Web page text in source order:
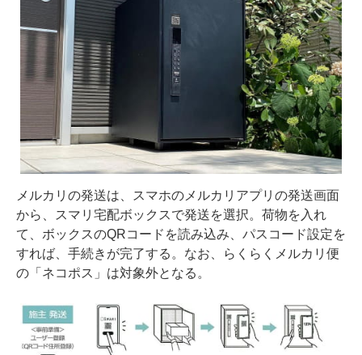
メルカリの発送は、スマホのメルカリアプリの発送画面
から、スマリ宅配ボックスで発送を選択。荷物を入れ
て、ボックスのQRコードを読み込み、パスコード設定を
すれば、手続きが完了する。なお、らくらくメルカリ便
の「ネコポス」は対象外となる。